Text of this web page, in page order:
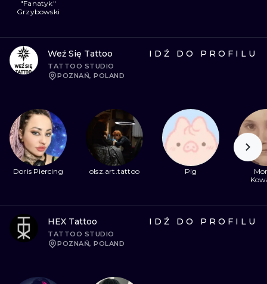
"Fanatyk"
Grzybowski
Weź Się Tattoo
TATTOO STUDIO
POZNAŃ, POLAND
IDŹ DO PROFILU
Doris Piercing olsz.art.tattoo Pig
HEX Tattoo
TATTOO STUDIO
POZNAŃ, POLAND
IDŹ DO PROFILU